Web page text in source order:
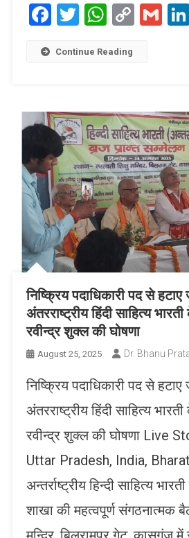
Facebook
TwitterCopy
Continue Reading
निष्क्रिय पदाधिकारी पद से हटाए
अंतरराष्ट्रीय हिंदी साहित्य
रवीन्द्र शुक्ल की घोषणा
August 25, 2025 Dr. Bhanu
निष्क्रिय पदाधिकारी पद से
अंतरराष्ट्रीय हिंदी साहित्य
रवीन्द्र शुक्ल की घोषणा Live
Uttar Pradesh, India,
अन्तर्राष्ट्रीय हिन्दी साहित्य
शाखा की महत्वपूर्ण संगठनात्मक